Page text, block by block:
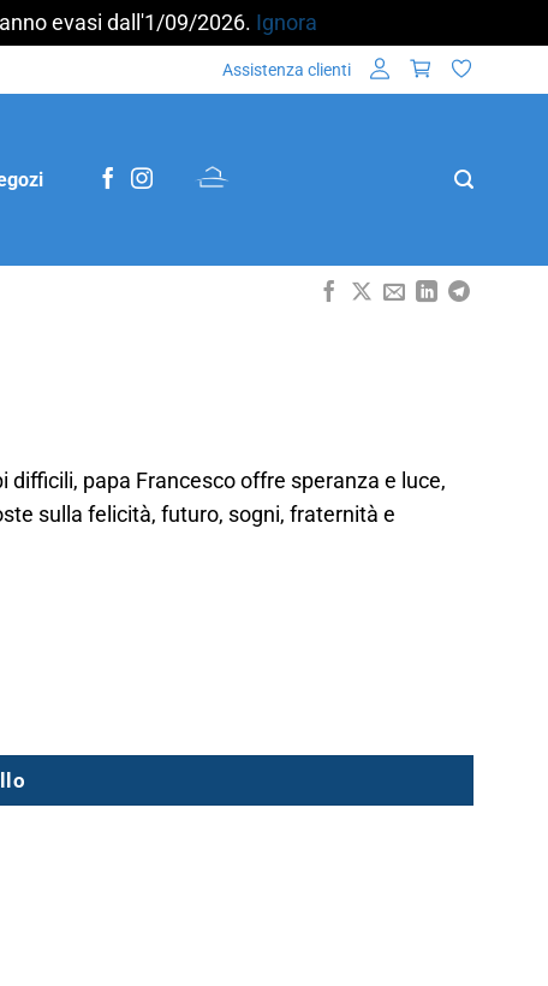
evasi dall'1/09/2026. Ignora
Assistenza clienti
papa Francesco offre speranza e luce,
sulla felicità, futuro, sogni, fraternità e